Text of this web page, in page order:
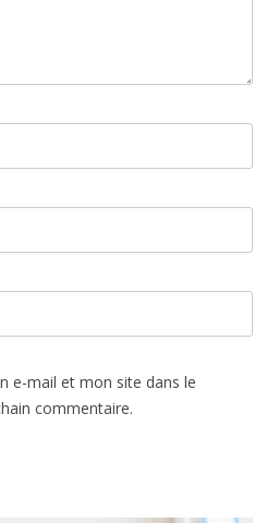
e-mail et mon site dans le
commentaire.